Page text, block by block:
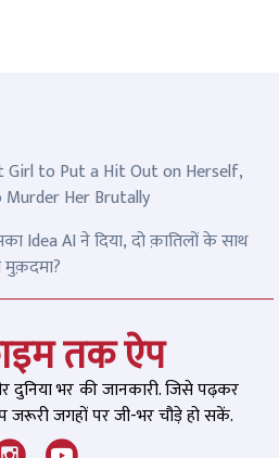
Girl to Put a Hit Out on Herself,
Her Brutally
Idea AI ने दिया, दो क़ातिलों के साथ
मुक़दमा?
तक ऐप
दुनिया भर की जानकारी. जिसे पढ़कर
जगहों पर जी-भर चौड़े हो सकें.